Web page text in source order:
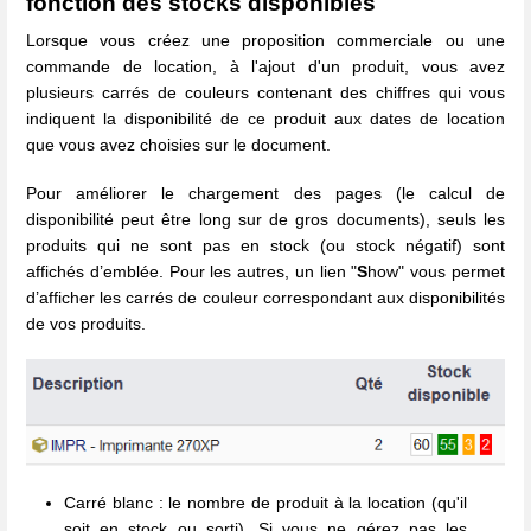
Lorsque vous créez une proposition commerciale ou une
commande de location, à l'ajout d'un produit, vous avez
plusieurs carrés de couleurs contenant des chiffres qui vous
indiquent la disponibilité de ce produit aux dates de location
que vous avez choisies sur le document.
Pour améliorer le chargement des pages (le calcul de
disponibilité peut être long sur de gros documents), seuls les
produits qui ne sont pas en stock (ou stock négatif) sont
affichés d’emblée. Pour les autres, un lien "Show" vous permet
d’afficher les carrés de couleur correspondant aux disponibilités
de vos produits.
Carré blanc : le nombre de produit à la location (qu'il